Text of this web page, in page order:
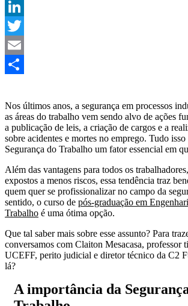
WhatsApp
LinkedIn
Twitter
Email
Nos últimos anos, a segurança em processos
as áreas do trabalho vem sendo alvo de ações
a publicação de leis, a criação de cargos e a
sobre acidentes e mortes no emprego. Tudo
Segurança do Trabalho um fator essencial em
Além das vantagens para todos os
expostos a menos riscos, essa tendência traz
quem quer se profissionalizar no campo da
sentido, o curso de pós-graduação em
Trabalho é uma ótima opção.
Que tal saber mais sobre esse assunto? Para
conversamos com Claiton Mesacasa, professor
UCEFF, perito judicial e diretor técnico da C2
lá?
A importância da